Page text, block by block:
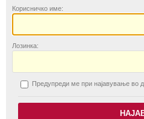
Корисничко име:
Лозинка:
Предупреди ме при најавување во